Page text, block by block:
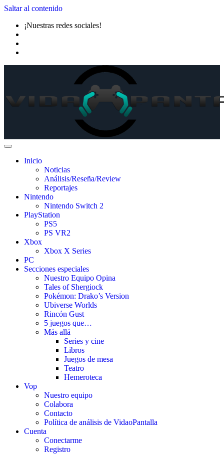
Saltar al contenido
¡Nuestras redes sociales!
Inicio
Noticias
Análisis/Reseña/Review
Reportajes
Nintendo
Nintendo Switch 2
PlayStation
PS5
PS VR2
Xbox
Xbox X Series
PC
Secciones especiales
Nuestro Equipo Opina
Tales of Shergiock
Pokémon: Drako’s Version
Ubiverse Worlds
Rincón Gust
5 juegos que…
Más allá
Series y cine
Libros
Juegos de mesa
Teatro
Hemeroteca
Vop
Nuestro equipo
Colabora
Contacto
Política de análisis de VidaoPantalla
Cuenta
Conectarme
Registro